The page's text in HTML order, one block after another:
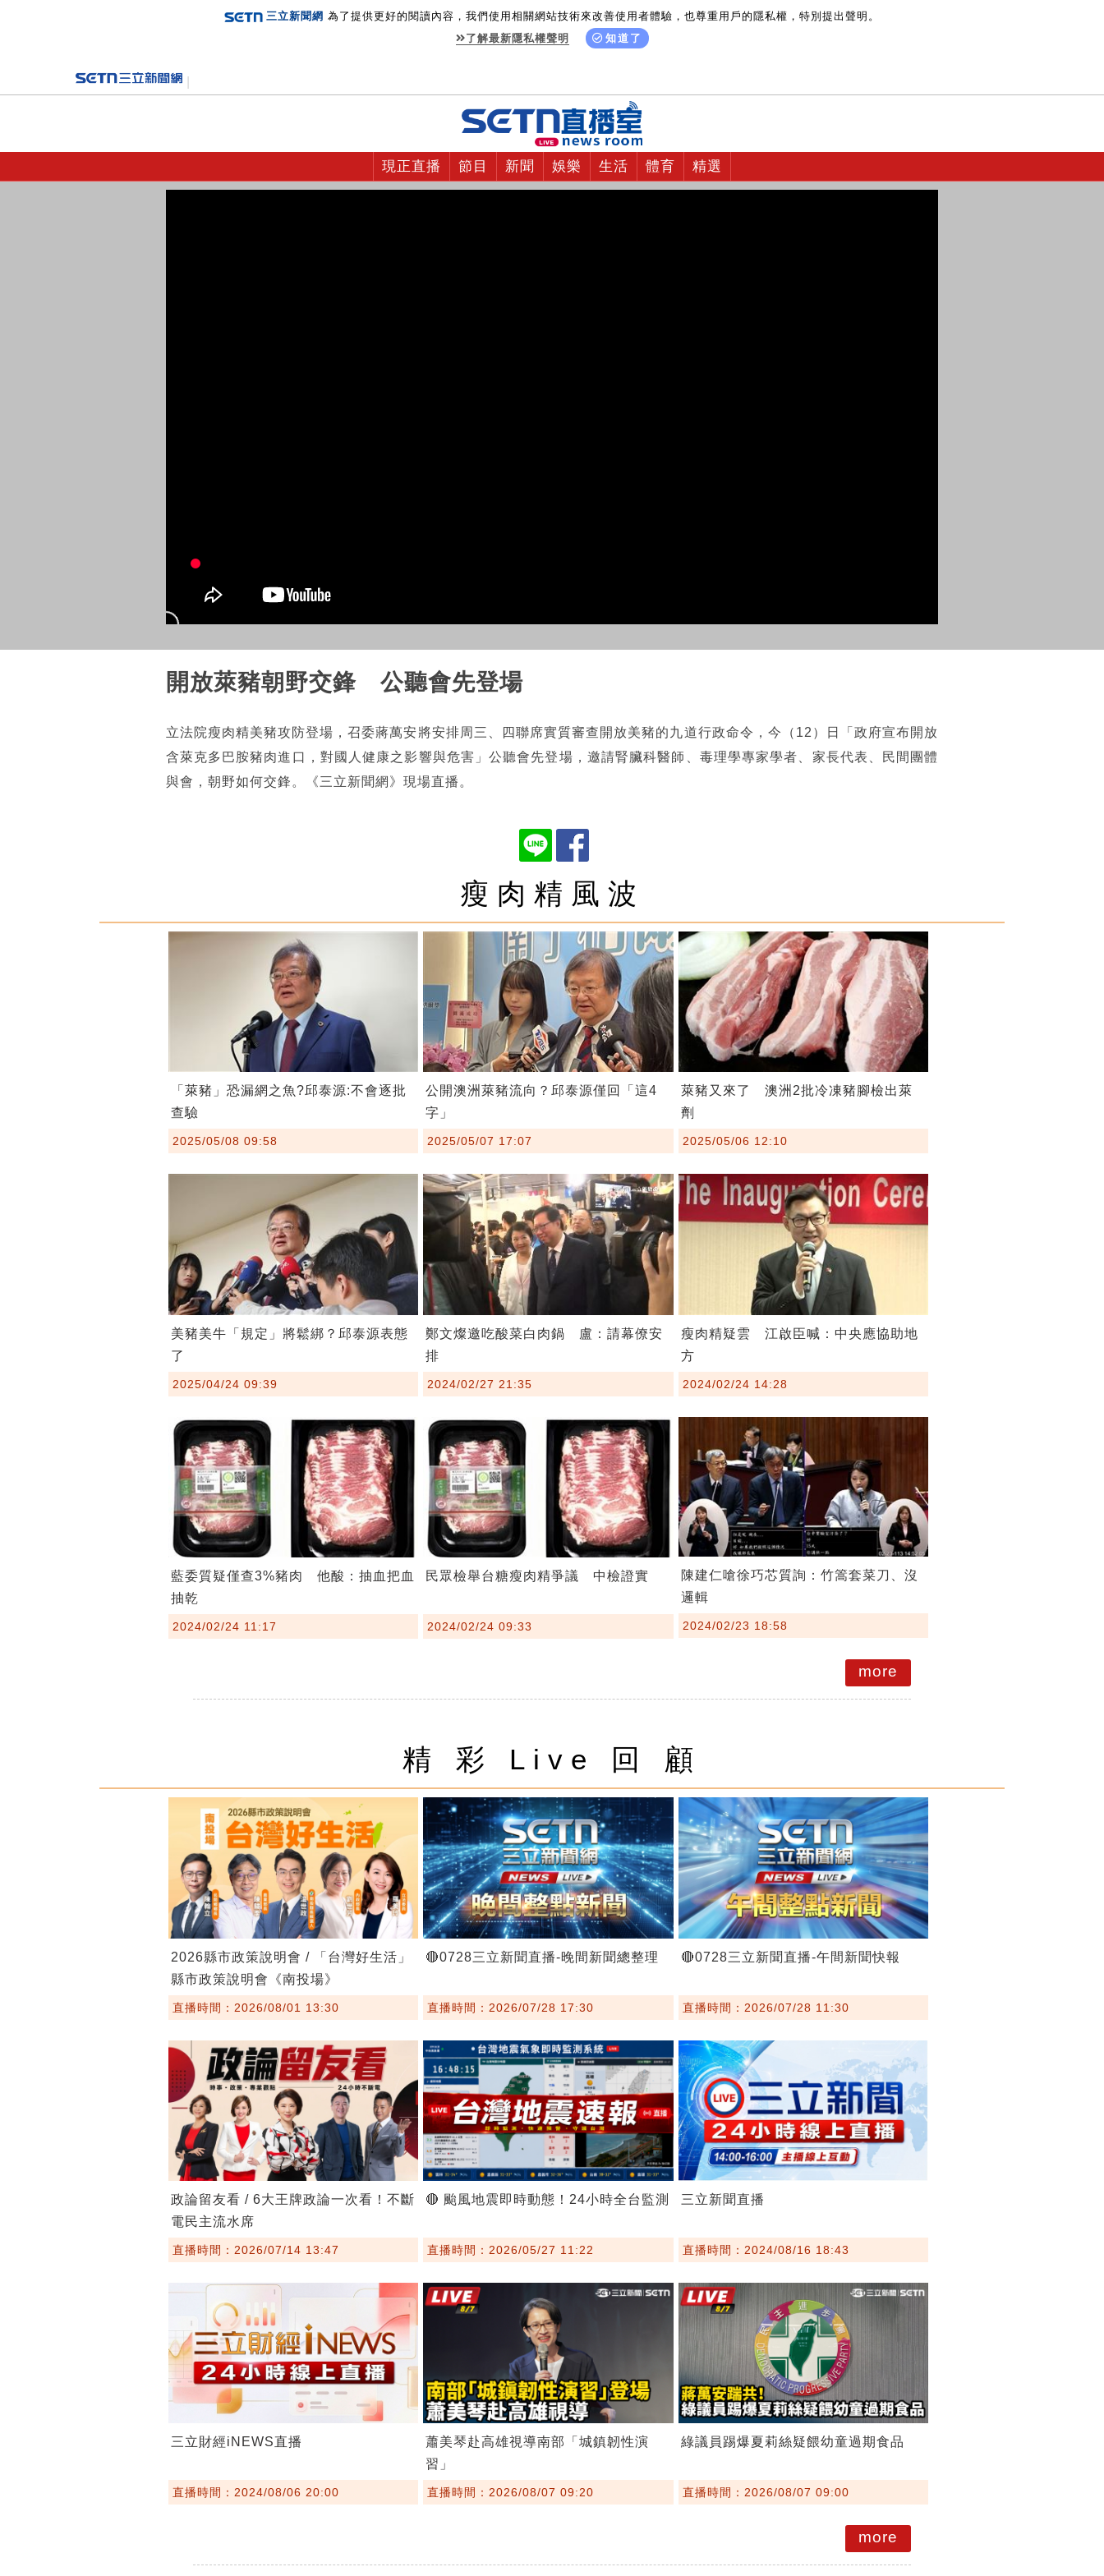
三立新聞網 為了提供更好的閱讀內容，我們使用相關網站技術來改善使用者體驗，也尊重用戶的隱私權，特別提出聲明。
了解最新隱私權聲明
知道了
現正直播 節目 新聞 娛樂 生活 體育 精選
開放萊豬朝野交鋒 公聽會先登場
立法院瘦肉精美豬攻防登場，召委蔣萬安將安排周三、四聯席實質審查開放美豬的九道行政命令，今（12）日「政府宣布開放
含萊克多巴胺豬肉進口，對國人健康之影響與危害」公聽會先登場，邀請腎臟科醫師、毒理學專家學者、家長代表、民間團體
與會，朝野如何交鋒。《三立新聞網》現場直播。
瘦肉精風波
「萊豬」恐漏網之魚?邱泰源:不會逐批
查驗
2025/05/08 09:58
公開澳洲萊豬流向？邱泰源僅回「這4
字」
2025/05/07 17:07
萊豬又來了 澳洲2批冷凍豬腳檢出萊
劑
2025/05/06 12:10
美豬美牛「規定」將鬆綁？邱泰源表態
了
2025/04/24 09:39
鄭文燦邀吃酸菜白肉鍋 盧：請幕僚安
排
2024/02/27 21:35
瘦肉精疑雲 江啟臣喊：中央應協助地
方
2024/02/24 14:28
藍委質疑僅查3%豬肉 他酸：抽血把血
抽乾
2024/02/24 11:17
民眾檢舉台糖瘦肉精爭議 中檢證實
2024/02/24 09:33
陳建仁嗆徐巧芯質詢：竹篙套菜刀、沒
邏輯
2024/02/23 18:58
more
精 彩 Live 回 顧
2026縣市政策說明會 / 「台灣好生活」
縣市政策說明會《南投場》
直播時間：2026/08/01 13:30
🔴0728三立新聞直播-晚間新聞總整理
直播時間：2026/07/28 17:30
🔴0728三立新聞直播-午間新聞快報
直播時間：2026/07/28 11:30
政論留友看 / 6大王牌政論一次看！不斷
電民主流水席
直播時間：2026/07/14 13:47
🔴 颱風地震即時動態！24小時全台監測
直播時間：2026/05/27 11:22
三立新聞直播
直播時間：2024/08/16 18:43
三立財經iNEWS直播
直播時間：2024/08/06 20:00
蕭美琴赴高雄視導南部「城鎮韌性演
習」
直播時間：2026/08/07 09:20
綠議員踢爆夏莉絲疑餵幼童過期食品
直播時間：2026/08/07 09:00
more